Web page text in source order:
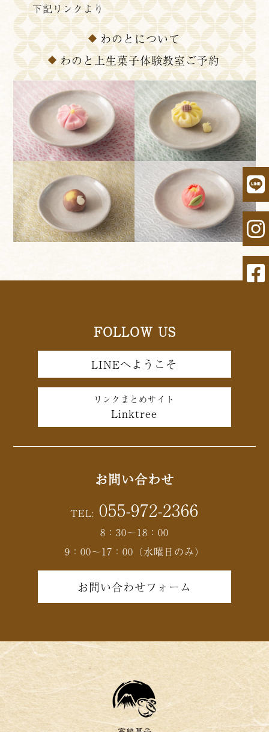
下記リンクより
わのとについて
わのと上生菓子体験教室ご予約
FOLLOW US
LINEへようこそ
リンクまとめサイト
Linktree
お問い合わせ
TEL: 055-972-2366
8：30～18：00
9：00～17：00（水曜日のみ）
お問い合わせフォーム